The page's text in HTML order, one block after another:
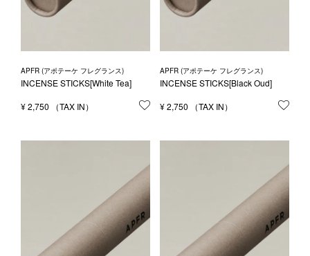
APFR (アポテーケ フレグランス)
INCENSE STICKS[White Tea]
¥2,750 お気に入りに登録する
APFR (アポテーケ フレグランス)
INCENSE STICKS[Black Oud]
¥2,750